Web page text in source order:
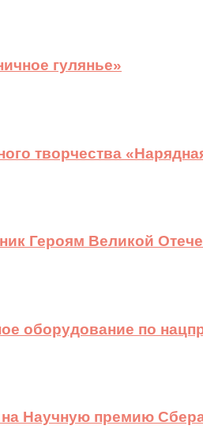
гулянье»
творчества
Героям Великой
оборудование по
Научную премию